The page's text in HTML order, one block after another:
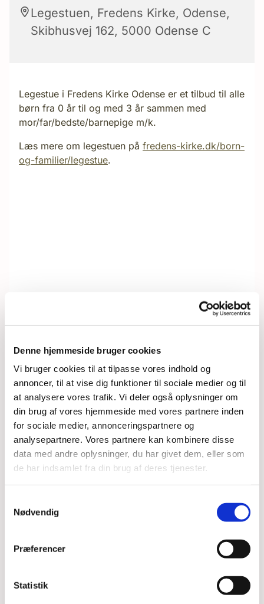
Denne hjemmeside bruger cookies
Vi bruger cookies til at tilpasse vores indhold og
annoncer, til at vise dig funktioner til sociale medier og til
at analysere vores trafik. Vi deler også oplysninger om
din brug af vores hjemmeside med vores partnere inden
for sociale medier, annonceringspartnere og
analysepartnere. Vores partnere kan kombinere disse
data med andre oplysninger, du har givet dem, eller som
de har indsamlet fra din brug af deres tjenester.
Nødvendig
Præferencer
Statistik
Legestuen, Fredens Kirke, Odense,
Skibhusvej 162, 5000 Odense C
Legestue i Fredens Kirke Odense er et tilbud til alle
børn fra 0 år til og med 3 år sammen med
mor/far/bedste/barnepige m/k.
Læs mere om legestuen på fredens-kirke.dk/born-
og-familier/legestue.
Du vil måske også kunne
lide...